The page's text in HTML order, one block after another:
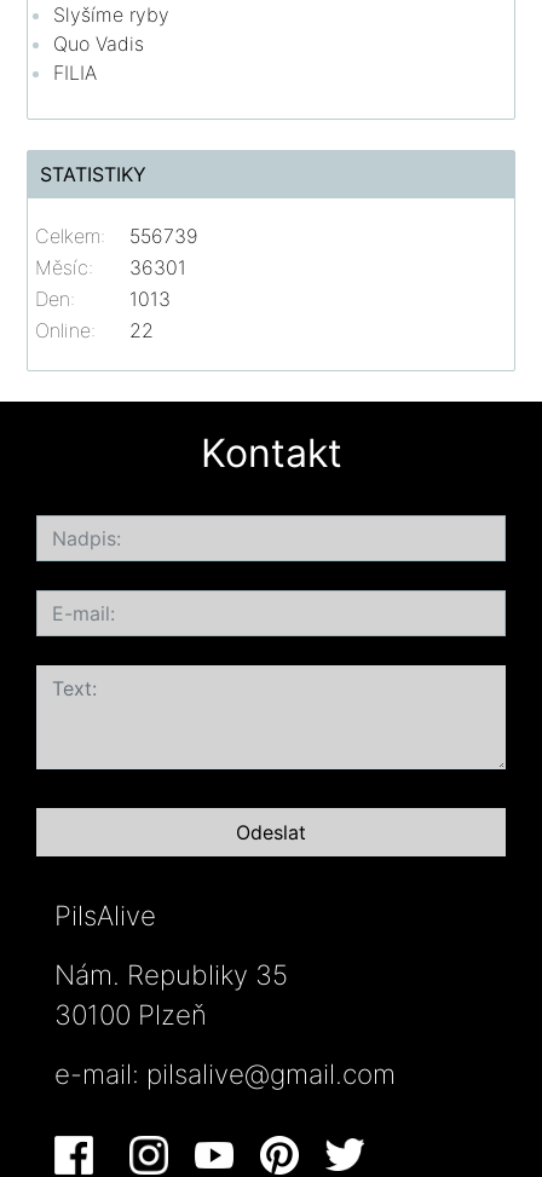
Slyšíme ryby
Quo Vadis
FILIA
STATISTIKY
Online: 22
Celkem:
556739
Měsíc:
36301
Den:
1013
Kontakt
PilsAlive
Nám. Republiky 35
30100 Plzeň
e-mail: pilsalive@gmail.com